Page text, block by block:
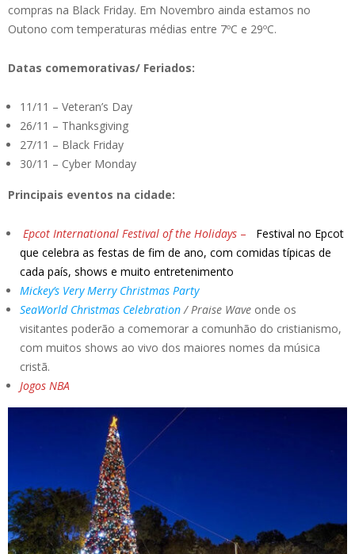
compras na Black Friday. Em Novembro ainda estamos no
Outono com temperaturas médias entre 7ºC e 29ºC.
Datas comemorativas/ Feriados:
11/11 – Veteran’s Day
26/11 – Thanksgiving
27/11 – Black Friday
30/11 – Cyber Monday
Principais eventos na cidade:
Epcot International Festival of the Holidays –
Festival no Epcot
que celebra as festas de fim de ano, com comidas típicas de
cada país, shows e muito entretenimento
Mickey’s Very Merry Christmas Party
SeaWorld Christmas Celebration/ Praise Wave onde os
visitantes poderão a comemorar a comunhão do cristianismo,
com muitos shows ao vivo dos maiores nomes da música
cristã.
Jogos NBA